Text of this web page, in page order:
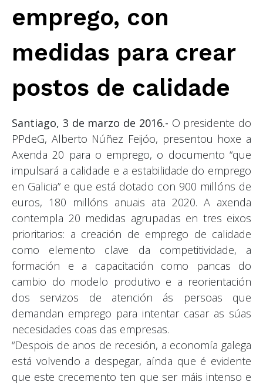
emprego, con
medidas para crear
postos de calidade
Santiago, 3 de marzo de 2016.- O presidente do
PPdeG, Alberto Núñez Feijóo, presentou hoxe a
Axenda 20 para o emprego, o documento “que
impulsará a calidade e a estabilidade do emprego
en Galicia” e que está dotado con 900 millóns de
euros, 180 millóns anuais ata 2020. A axenda
contempla 20 medidas agrupadas en tres eixos
prioritarios: a creación de emprego de calidade
como elemento clave da competitividade, a
formación e a capacitación como pancas do
cambio do modelo produtivo e a reorientación
dos servizos de atención ás persoas que
demandan emprego para intentar casar as súas
necesidades coas das empresas.
“Despois de anos de recesión, a economía galega
está volvendo a despegar, aínda que é evidente
que este crecemento ten que ser máis intenso e